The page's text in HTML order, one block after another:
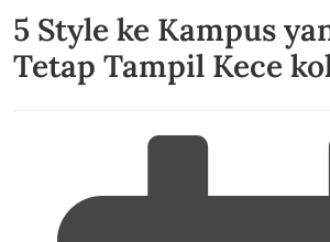
5 Style ke Kampus
Tetap Tampil Kece